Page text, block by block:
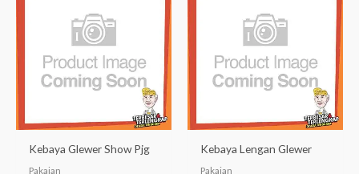
Kebaya Glewer Show Pjg
Pakaian
Kebaya Lengan Glewer
Pakaian